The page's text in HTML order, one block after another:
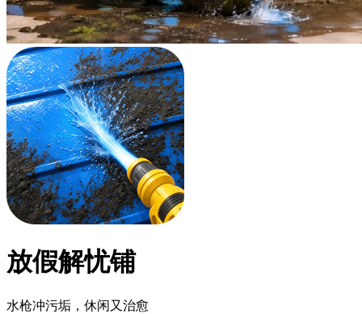
放假解忧铺
水枪冲污垢，休闲又治愈